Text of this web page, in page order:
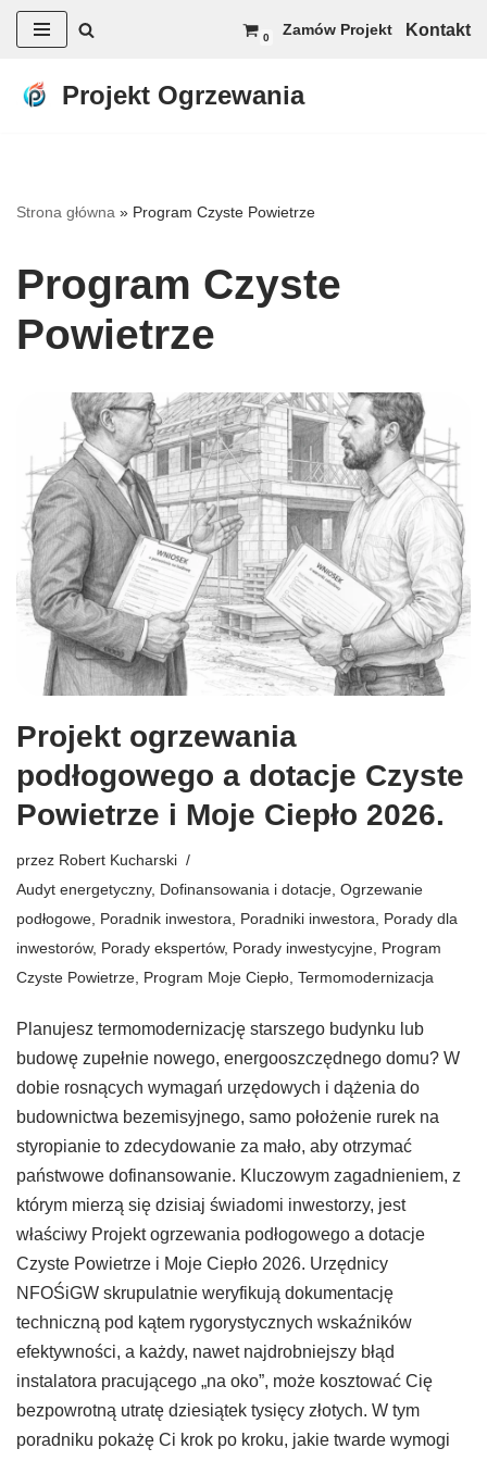
do
0 Zamów Projekt Kontakt
Projekt Ogrzewania
Strona główna » Program Czyste Powietrze
Program Czyste
Powietrze
Projekt ogrzewania
podłogowego a dotacje Czyste
Powietrze i Moje Ciepło 2026.
przez Robert Kucharski
Audyt energetyczny, Dofinansowania i dotacje Ogrzewanie
podłogowe Poradnik inwestora Poradniki inwestora
Porady dla
inwestorów, Porady ekspertów, Porady inwestycyjne Program
Czyste Powietrze Program Moje Ciepło Termomodernizacja
Planujesz termomodernizację starszego budynku lub
budowę zupełnie nowego, energooszczędnego domu? W
dobie rosnących wymagań urzędowych i dążenia do
budownictwa bezemisyjnego, samo położenie rurek na
styropianie to zdecydowanie za mało, aby otrzymać
państwowe dofinansowanie. Kluczowym zagadnieniem, z
którym mierzą się dzisiaj świadomi inwestorzy, jest
właściwy Projekt ogrzewania podłogowego a dotacje
Czyste Powietrze i Moje Ciepło 2026. Urzędnicy
NFOŚiGW skrupulatnie weryfikują dokumentację
techniczną pod kątem rygorystycznych wskaźników
efektywności, a każdy, nawet najdrobniejszy błąd
instalatora pracującego „na oko”, może kosztować Cię
bezpowrotną utratę dziesiątek tysięcy złotych. W tym
poradniku pokażę Ci krok po kroku, jakie twarde wymogi